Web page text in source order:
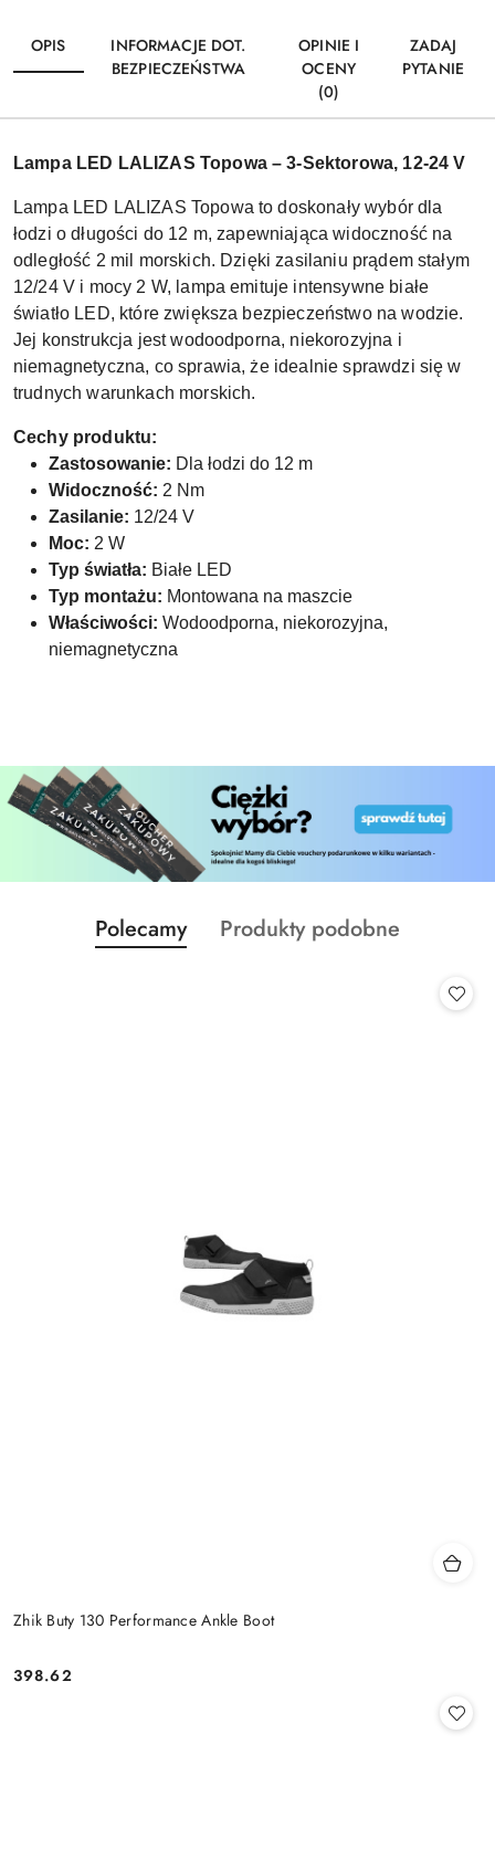
OPIS
INFORMACJE DOT.
BEZPIECZEŃSTWA
OPINIE I
OCENY
(0)
ZADAJ
PYTANIE
Lampa LED LALIZAS Topowa – 3-Sektorowa, 12-24 V
Lampa LED LALIZAS Topowa to doskonały wybór dla
łodzi o długości do 12 m, zapewniająca widoczność na
odległość 2 mil morskich. Dzięki zasilaniu prądem stałym
12/24 V i mocy 2 W, lampa emituje intensywne białe
światło LED, które zwiększa bezpieczeństwo na wodzie.
Jej konstrukcja jest wodoodporna, niekorozyjna i
niemagnetyczna, co sprawia, że idealnie sprawdzi się w
trudnych warunkach morskich.
Cechy produktu:
Zastosowanie: Dla łodzi do 12 m
Widoczność: 2 Nm
Zasilanie: 12/24 V
Moc: 2 W
Typ światła: Białe LED
Typ montażu: Montowana na maszcie
Właściwości: Wodoodporna, niekorozyjna,
niemagnetyczna
Pomiń karuzelę produktów
Produkty
o
Polecamy
Produkty
Produkty podobne
Zhik Buty 130 Performance Ankle Boot
Cena:
398.62